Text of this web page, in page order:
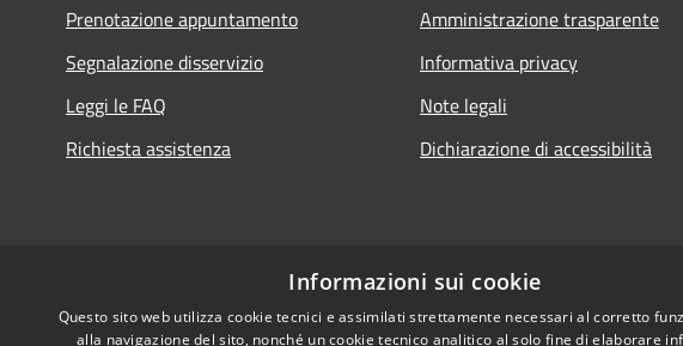
Prenotazione appuntamento
Segnalazione disservizio
Leggi le FAQ
Richiesta assistenza
Amministrazione trasparente
Informativa privacy
Note legali
Dichiarazione di accessibilità
Informazioni sui cookie
Questo sito web utilizza cookie tecnici e assimilati strettamente necessari al corretto
alla navigazione del sito, nonché un cookie tecnico analitico al solo fine di elaborare